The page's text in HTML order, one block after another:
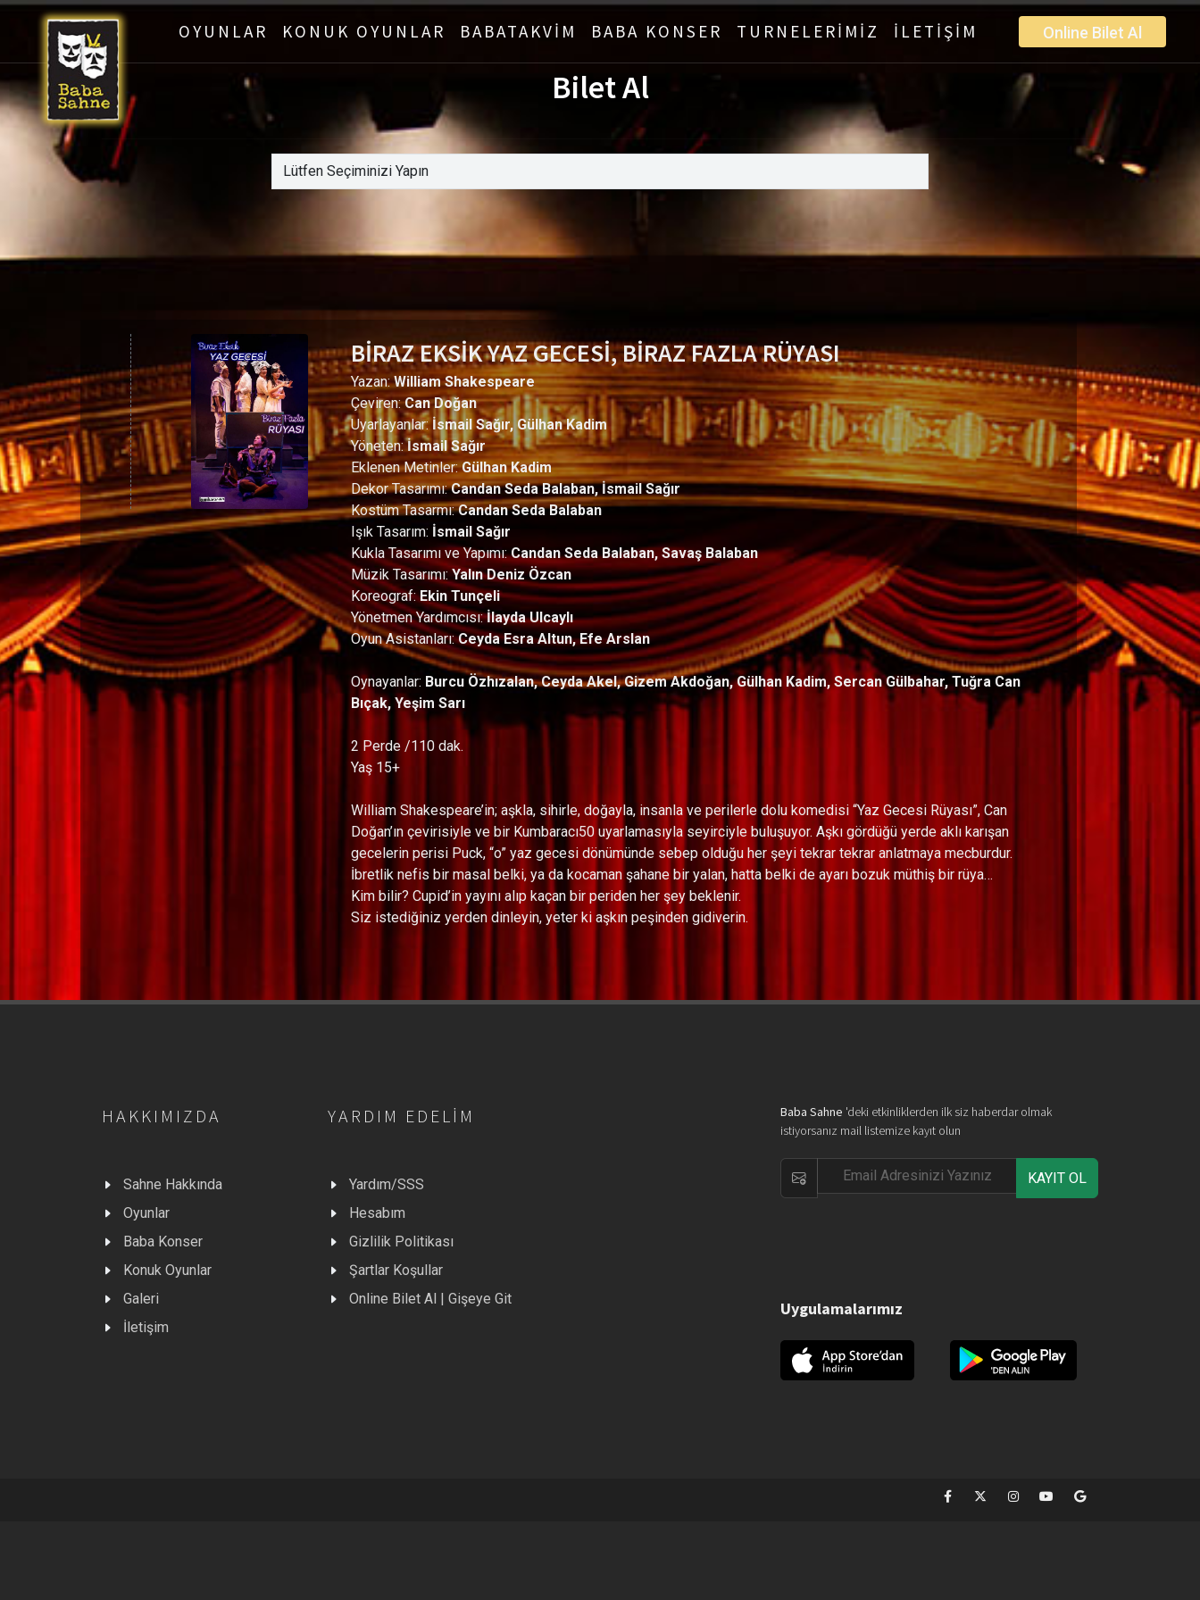
Online Bilet Al
OYUNLAR KONUK OYUNLAR BABATAKVİM BABA KONSER TURNELERİMİZ İLETİŞİM
Bilet Al
BİRAZ EKSİK YAZ GECESİ, BİRAZ FAZLA RÜYASI
Yazan:William Shakespeare
Çeviren:Can Doğan
Uyarlayanlar:İsmail Sağır, Gülhan Kadim
Yöneten:İsmail Sağır
Eklenen Metinler:Gülhan Kadim
Dekor Tasarımı:Candan Seda Balaban, İsmail Sağır
Kostüm Tasarmı:Candan Seda Balaban
Işık Tasarım: İsmail Sağır
Kukla Tasarımı ve Yapımı:Candan Seda Balaban, Savaş Balaban
Müzik Tasarımı:Yalın Deniz Özcan
Koreograf:Ekin Tunçeli
Yönetmen Yardımcısı:İlayda Ulcaylı
Oyun Asistanları:Ceyda Esra Altun, Efe Arslan
Oynayanlar: Burcu Özhızalan, Ceyda Akel, Gizem Akdoğan, Gülhan Kadim, Sercan Gülbahar, Tuğra Can
Bıçak, Yeşim Sarı
2 Perde /110 dak.
Yaş 15+
William Shakespeare’in; aşkla, sihirle, doğayla, insanla ve perilerle dolu komedisi “Yaz Gecesi Rüyası”, Can
Doğan’ın çevirisiyle ve bir Kumbaracı50 uyarlamasıyla seyirciyle buluşuyor. Aşkı gördüğü yerde aklı karışan
gecelerin perisi Puck, “o” yaz gecesi dönümünde sebep olduğu her şeyi tekrar tekrar anlatmaya mecburdur.
İbretlik nefis bir masal belki, ya da kocaman şahane bir yalan, hatta belki de ayarı bozuk müthiş bir rüya…
Kim bilir? Cupid’in yayını alıp kaçan bir periden her şey beklenir.
Siz istediğiniz yerden dinleyin, yeter ki aşkın peşinden gidiverin.
HAKKIMIZDA
Sahne Hakkında
Oyunlar
Baba Konser
Konuk Oyunlar
Galeri
İletişim
YARDIM EDELIM
Yardım/SSS
Hesabım
Gizlilik Politikası
Şartlar Koşullar
Online Bilet Al | Gişeye Git
Baba Sahne 'deki etkinliklerden ilk siz haberdar olmak
istiyorsanız mail listemize kayıt olun
KAYIT OL
Uygulamalarımız